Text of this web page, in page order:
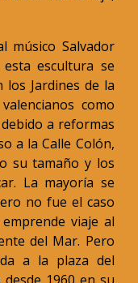
músico Salvador
escultura se
los Jardines de la
como
a reformas
a la Calle Colón,
su tamaño y los
La mayoría se
no fue el caso
viaje al
del Mar. Pero
a la plaza del